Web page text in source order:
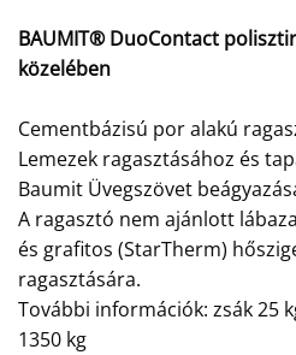
BAUMIT® DuoContact
közelében
Cementbázisú por alakú
Lemezek ragasztásához és
Baumit Üvegszövet
A ragasztó nem ajánlott
és grafitos (StarTherm)
ragasztására.
További információk: zsák 25
1350 kg